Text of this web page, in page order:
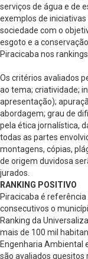
serviços de água e de
exemplos de
sociedade com o
esgoto e a
Piracicaba nos
Os critérios avaliados
ao tema; criatividade;
apresentação);
abordagem; grau de
pela ética jornalística,
todas as partes
montagens, cópias,
de origem duvidosa
jurados.
RANKING POSITIVO
Piracicaba é
consecutivos o
Ranking da
mais de 100 mil
Engenharia Ambiental
são avaliados